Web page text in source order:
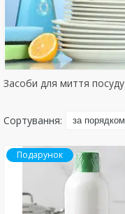
Засоби для миття посуду
Подарунок